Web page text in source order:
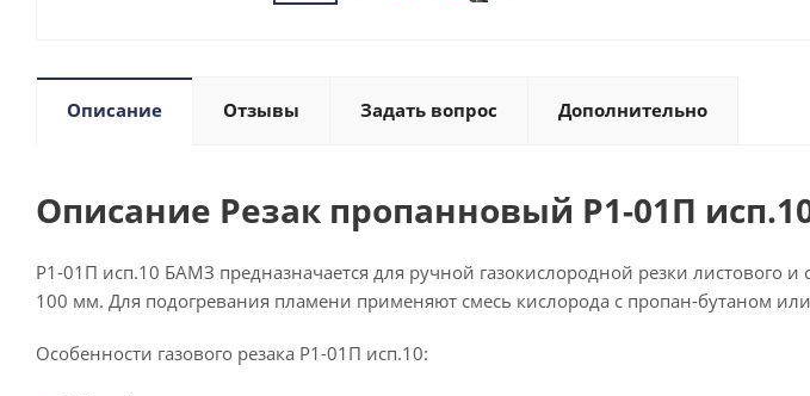
Описание Отзывы Задать вопрос Дополнительно
Описание Резак пропанновый Р1-01П
Р1-01П исп.10 БАМЗ предназначается для ручной газокислородной резки
100 мм. Для подогревания пламени применяют смесь кислорода с пропан-бутаном
Особенности газового резака Р1-01П исп.10: